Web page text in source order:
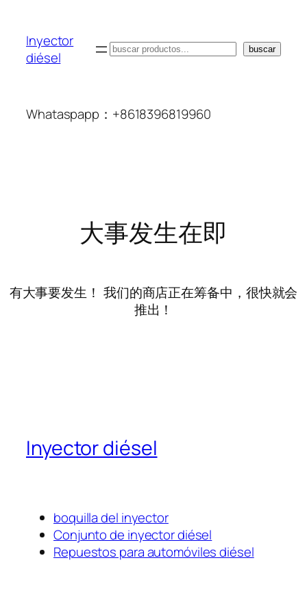
Inyector
diésel
搜
buscar
Whataspapp：+8618396819960
大事发生在即
有大事要发生！ 我们的商店正在筹备中，很快就会
推出！
Inyector diésel
boquilla del inyector
Conjunto de inyector diésel
Repuestos para automóviles diésel